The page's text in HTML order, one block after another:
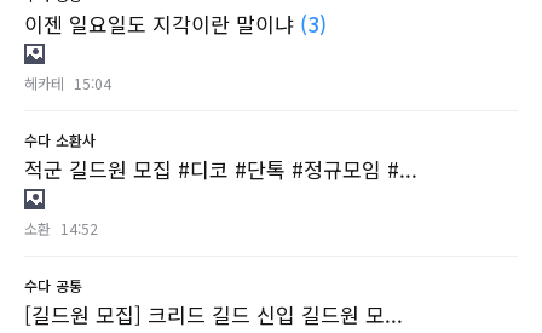
이젠 일요일도 지각이란 말이냐 (3)
헤카테 15:04
수다 소환사
적군 길드원 모집 #디코 #단톡 #정규모임 #...
소환 14:52
수다 공통
[길드원 모집] 크리드 길드 신입 길드원 모...